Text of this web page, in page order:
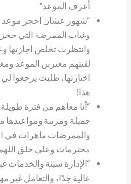
أعرف الموعد”
“شهور عشان احجز موعد
وغياب الممرضة التي
وانتظرت تخلص اجازتها
لقيتهم مغيرين الموعد
اختارتها، طلبت يرجعوا
هذا!
“أنا معاهم من فترة طويلة
جميلة ومرتبة ومواعيدها
والممرضات ماهرات في
محترمات وعلى خلق
“الإدارة سيئة والخدمات
عالية جدًا، والتعامل غير